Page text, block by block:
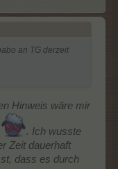
an TG derzeit
Hinweis wäre mir
. Ich wusste
Zeit dauerhaft
dass es durch